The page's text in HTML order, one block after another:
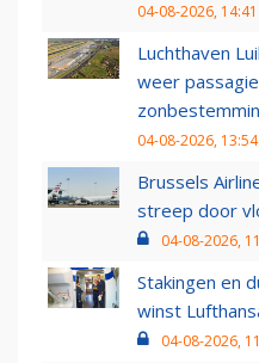
04-08-2026, 14:41
Luchthaven
weer
04-08-2026, 13:54
Brussels
streep door
04-08-2026,
Stakingen en
winst
04-08-2026,